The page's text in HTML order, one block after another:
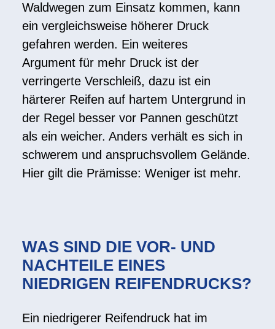
Waldwegen zum Einsatz kommen, kann
ein vergleichsweise höherer Druck
gefahren werden. Ein weiteres
Argument für mehr Druck ist der
verringerte Verschleiß, dazu ist ein
härterer Reifen auf hartem Untergrund in
der Regel besser vor Pannen geschützt
als ein weicher. Anders verhält es sich in
schwerem und anspruchsvollem Gelände.
Hier gilt die Prämisse: Weniger ist mehr.
WAS SIND DIE VOR- UND
NACHTEILE EINES
NIEDRIGEN REIFENDRUCKS?
Ein niedrigerer Reifendruck hat im